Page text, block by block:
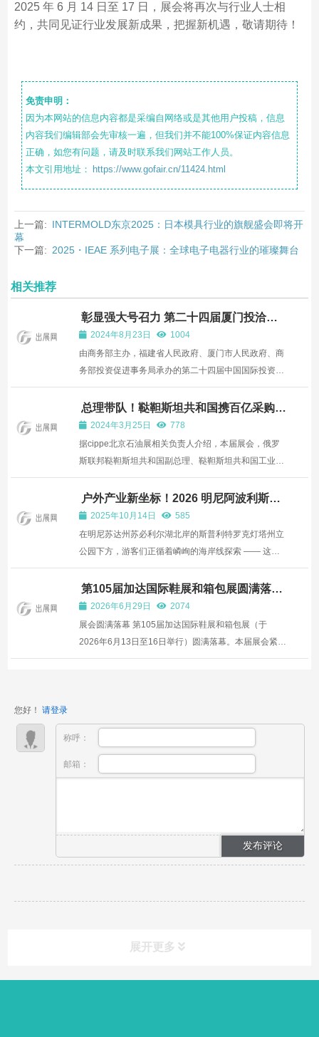
2025 年 6 月 14 日至 17 日，展会将再次与行业人士相
约，共同见证行业发展新成果，把握新机遇，敬请期待！
免责申明：
因为本网站的信息内容都是采编自网络或是其他用户投稿，信息
内容我们编辑部会先审核一遍，但我们并不能100%保证内容信息
正确，如您有问题，请及时联系我们网站工作人员。
本文引用地址：
https://www.gofair.cn/11424.html
上一篇: INTERMOLD东京2025：日本模具行业的旗舰盛会即将开
幕
下一篇: 2025・IEAE 系列电子展：全球电子电器行业的璀璨舞台
相关推荐
彰显强大号召力 第二十四届厦门投洽会
已吸引全球超50个国家和地区代表参展报
名
2024年8月23日
1004
由商务部主办，福建省人民政府、厦门市人民政府、商
务部投资促进事务局承办的第二十四届中国国际投资贸
易洽谈会（简称“投洽会”）定于金秋九月，即2024年9
月8日，在风景秀丽的厦门国际会展中心盛大启幕。本
届投洽会以“扩大双向投资 共促全球发展”为主题，开展
展览展示...
总理带队！鞑靼斯坦共和国携百亿采购需
求现场洽谈
2024年3月25日
778
据cippe北京石油展相关负责人介绍，本届展会，俄罗
斯联邦鞑靼斯坦共和国副总理、鞑靼斯坦共和国工业和
贸易部长博克申科-奥列格-弗拉基米罗维奇将携鞑靼石
油公司钻井技术、开采公司、深水处理工程和技术实验
室等相关部分负责人以及百亿采购需求出席cippe2024
北京石油...
户外产业新坐标！2026 明尼阿波利斯户
外零售商展会（8.19-21）携领军者焕新
而来
2025年10月14日
585
在明尼苏达州苏必利尔湖北岸的斯普利特罗克灯塔州立
公园下方，游客们正循着嶙峋的海岸线探索 —— 这片
土地向来以苍劲壮阔的自然风光和标志性景致闻名遐
迩，每一步都像踩在自然与历史交织的画卷里。​ 户外行
业资深大咖桑尼・斯特罗尔（Sunny Stroeer）与保
罗・加格纳（...
第105届加达国际鞋展和箱包展圆满落幕
以集体智慧驾驭市场变局
2026年6月29日
2074
展会圆满落幕 第105届加达国际鞋展和箱包展（于
2026年6月13日至16日举行）圆满落幕。本届展会紧扣
国际化、产品多样性与创新三大核心，迎来了来自世界
您好！ 请登录
称呼：
邮箱：
展开更多